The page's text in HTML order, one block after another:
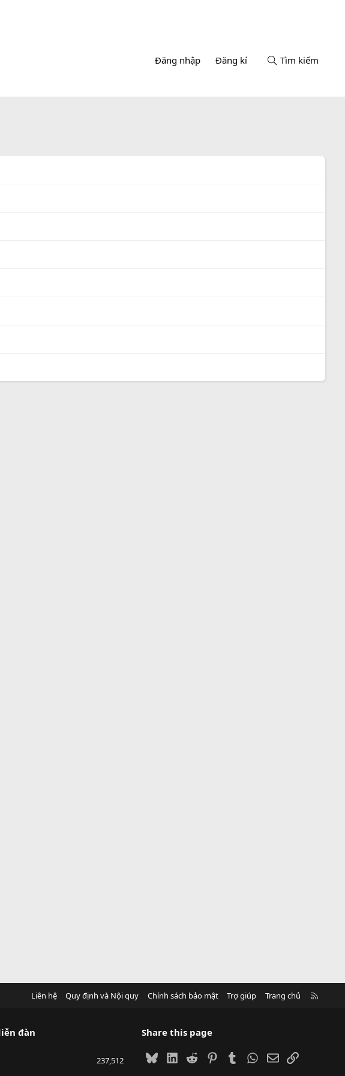
Đăng nhập Đăng kí Tìm kiếm
Liên hệ Quy định và Nội quy Chính sách bảo mật Trợ giúp Trang chủ
đàn
237,512
Share this page
BlueskyLinkedIn
Reddit PinterestTumblrWhatsApp
EmailLink